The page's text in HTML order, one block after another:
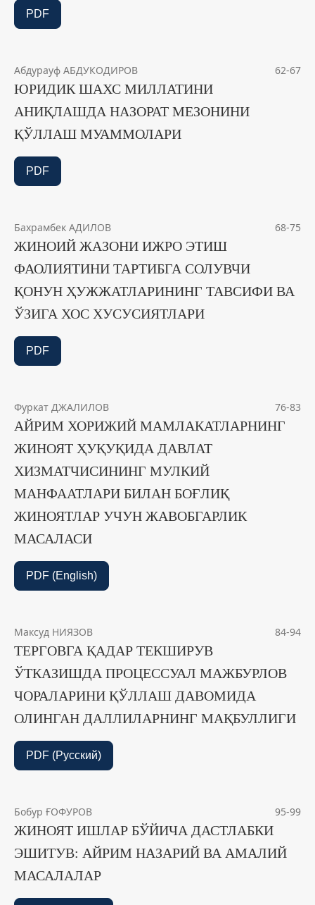
PDF
Абдурауф АБДУКОДИРОВ 62-67
ЮРИДИК ШАХС МИЛЛАТИНИ
АНИҚЛАШДА НАЗОРАТ МЕЗОНИНИ
ҚЎЛЛАШ МУАММОЛАРИ
PDF
Бахрамбек АДИЛОВ 68-75
ЖИНОИЙ ЖАЗОНИ ИЖРО ЭТИШ
ФАОЛИЯТИНИ ТАРТИБГА СОЛУВЧИ
ҚОНУН ҲУЖЖАТЛАРИНИНГ ТАВСИФИ ВА
ЎЗИГА ХОС ХУСУСИЯТЛАРИ
PDF
Фуркат ДЖАЛИЛОВ 76-83
АЙРИМ ХОРИЖИЙ МАМЛАКАТЛАРНИНГ
ЖИНОЯТ ҲУҚУҚИДА ДАВЛАТ
ХИЗМАТЧИСИНИНГ МУЛКИЙ
МАНФААТЛАРИ БИЛАН БОҒЛИҚ
ЖИНОЯТЛАР УЧУН ЖАВОБГАРЛИК
МАСАЛАСИ
PDF (English)
Максуд НИЯЗОВ 84-94
ТЕРГОВГА ҚАДАР ТЕКШИРУВ
ЎТКАЗИШДА ПРОЦЕССУАЛ МАЖБУРЛОВ
ЧОРАЛАРИНИ ҚЎЛЛАШ ДАВОМИДА
ОЛИНГАН ДАЛЛИЛАРНИНГ МАҚБУЛЛИГИ
PDF (Русский)
Бобур ҒОФУРОВ 95-99
ЖИНОЯТ ИШЛАР БЎЙИЧА ДАСТЛАБКИ
ЭШИТУВ: АЙРИМ НАЗАРИЙ ВА АМАЛИЙ
МАСАЛАЛАР